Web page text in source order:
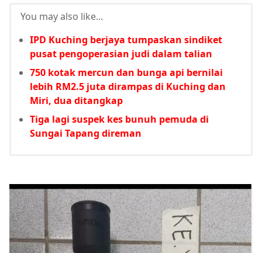
You may also like...
IPD Kuching berjaya tumpaskan sindiket
pusat pengoperasian judi dalam talian
750 kotak mercun dan bunga api bernilai
lebih RM2.5 juta dirampas di Kuching dan
Miri, dua ditangkap
Tiga lagi suspek kes bunuh pemuda di
Sungai Tapang direman